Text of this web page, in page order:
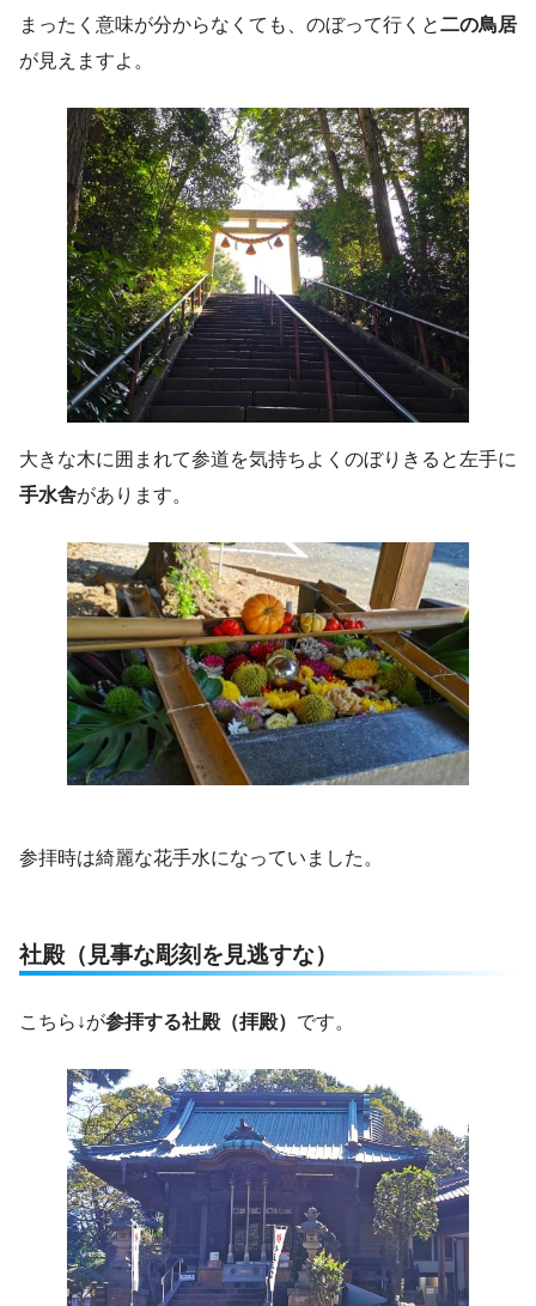
まったく意味が分からなくても、のぼって行くと二の鳥居
が見えますよ。
大きな木に囲まれて参道を気持ちよくのぼりきると左手に
手水舎があります。
参拝時は綺麗な花手水になっていました。
社殿（見事な彫刻を見逃すな）
こちら↓が参拝する社殿（拝殿） です。